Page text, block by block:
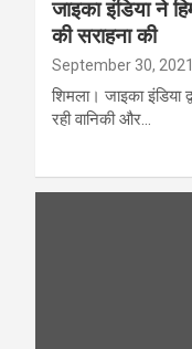
जाइका इंडिया ने
की सराहना की
September 30, 2021
शिमला। जाइका इंडिया
रही वानिकी और…